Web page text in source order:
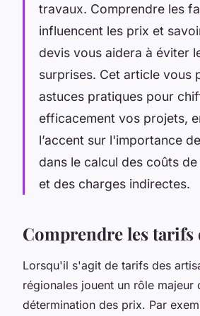
travaux. Comprendre les
influencent les prix et
devis vous aidera à éviter
surprises. Cet article vous
astuces pratiques pour
efficacement vos projets,
l’accent sur l'importance
dans le calcul des coûts
et des charges indirectes.
Comprendre les tarifs
Lorsqu'il s'agit de tarifs des
régionales jouent un rôle majeur
détermination des prix. Par